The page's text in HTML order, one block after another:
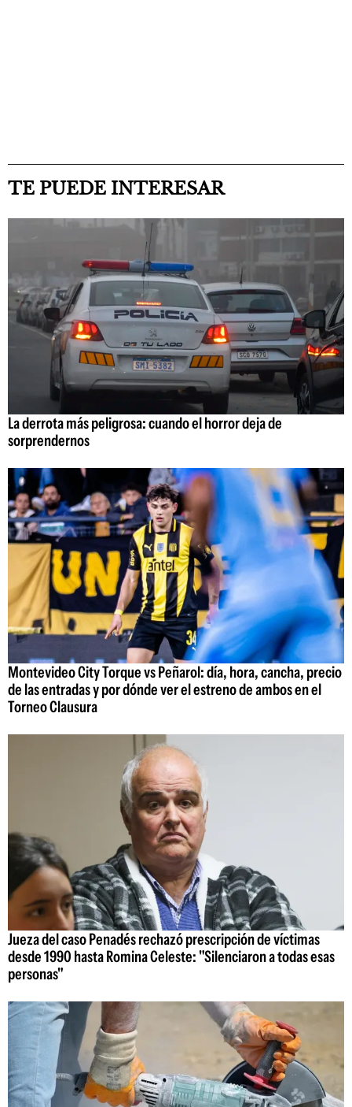
TE PUEDE INTERESAR
La derrota más peligrosa: cuando el horror deja de
sorprendernos
Montevideo City Torque vs Peñarol: día, hora, cancha, precio
de las entradas y por dónde ver el estreno de ambos en el
Torneo Clausura
Jueza del caso Penadés rechazó prescripción de víctimas
desde 1990 hasta Romina Celeste: "Silenciaron a todas esas
personas"